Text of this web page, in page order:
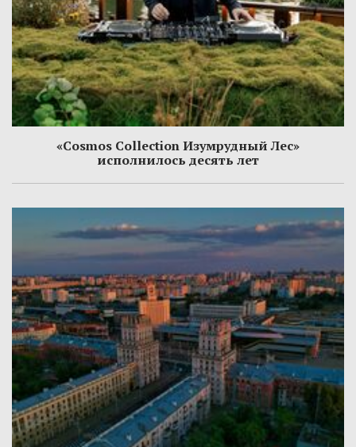
«Cosmos Collection Изумрудный Лес»
исполнилось десять лет